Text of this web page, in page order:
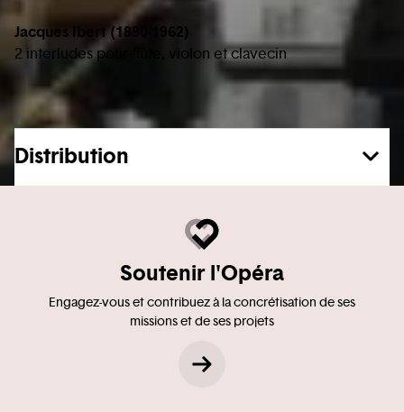
Jacques Ibert (1890-1962)
2 interludes pour flûte, violon et clavecin
Distribution
Soutenir l'Opéra
Engagez-vous et contribuez à la concrétisation de ses
missions et de ses projets